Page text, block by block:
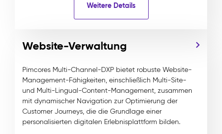
Weitere Details
Website-Verwaltung
Pimcores Multi-Channel-DXP bietet robuste Website-
Management-Fähigkeiten, einschließlich Multi-Site-
und Multi-Lingual-Content-Management, zusammen
mit dynamischer Navigation zur Optimierung der
Customer Journeys, die die Grundlage einer
personalisierten digitalen Erlebnisplattform bilden.